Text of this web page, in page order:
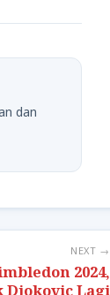
dan
NEXT →
2024,
Djokovic Lagi